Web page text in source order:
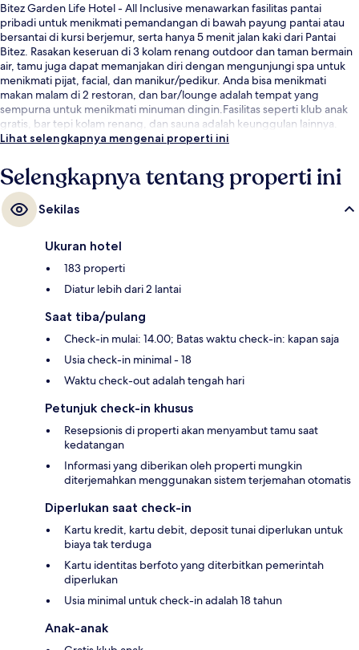
Bitez Garden Life Hotel - All Inclusive menawarkan fasilitas pantai
pribadi untuk menikmati pemandangan di bawah payung pantai atau
bersantai di kursi berjemur, serta hanya 5 menit jalan kaki dari Pantai
Bitez. Rasakan keseruan di 3 kolam renang outdoor dan taman bermain
air, tamu juga dapat memanjakan diri dengan mengunjungi spa untuk
menikmati pijat, facial, dan manikur/pedikur. Anda bisa menikmati
makan malam di 2 restoran, dan bar/lounge adalah tempat yang
sempurna untuk menikmati minuman dingin.Fasilitas seperti klub anak
gratis, bar tepi kolam renang, dan sauna adalah keunggulan lainnya.
Lihat selengkapnya mengenai properti ini
Selengkapnya tentang properti ini
Sekilas
Ukuran hotel
183 properti
Diatur lebih dari 2 lantai
Saat tiba/pulang
Check-in mulai: 14.00; Batas waktu check-in: kapan saja
Usia check-in minimal - 18
Waktu check-out adalah tengah hari
Petunjuk check-in khusus
Resepsionis di properti akan menyambut tamu saat
kedatangan
Informasi yang diberikan oleh properti mungkin
diterjemahkan menggunakan sistem terjemahan otomatis
Diperlukan saat check-in
Kartu kredit, kartu debit, deposit tunai diperlukan untuk
biaya tak terduga
Kartu identitas berfoto yang diterbitkan pemerintah
diperlukan
Usia minimal untuk check-in adalah 18 tahun
Anak-anak